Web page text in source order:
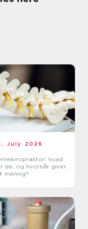
July 2026
hvad
de, og hvornår giver
mening?